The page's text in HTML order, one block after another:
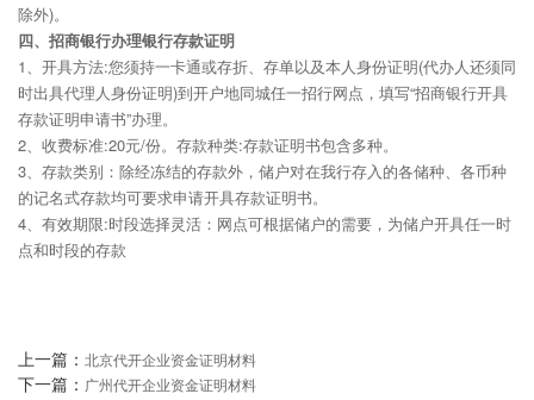
除外)。
四、招商银行办理银行存款证明
1、开具方法:您须持一卡通或存折、存单以及本人身份证明(代办人还须同
时出具代理人身份证明)到开户地同城任一招行网点，填写“招商银行开具
存款证明申请书”办理。
2、收费标准:20元/份。存款种类:存款证明书包含多种。
3、存款类别：除经冻结的存款外，储户对在我行存入的各储种、各币种
的记名式存款均可要求申请开具存款证明书。
4、有效期限:时段选择灵活：网点可根据储户的需要，为储户开具任一时
点和时段的存款
上一篇： 北京代开企业资金证明材料
下一篇： 广州代开企业资金证明材料